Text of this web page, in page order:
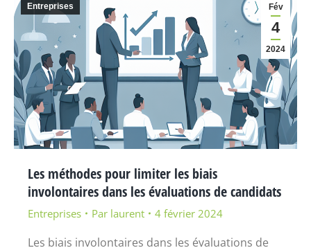
Fév
4
2024
Entreprises
Les méthodes pour limiter les biais
involontaires dans les évaluations de candidats
Entreprises Par laurent 4 février 2024
Les biais involontaires dans les évaluations de